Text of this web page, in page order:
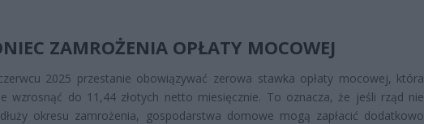
ZAMROŻENIA OPŁATY MOCOWEJ
2025 przestanie obowiązywać zerowa stawka opłaty mocowej, która
wzrosnąć do 11,44 złotych netto miesięcznie. To oznacza, że jeśli rząd nie
okresu zamrożenia, gospodarstwa domowe mogą zapłacić dodatkowo